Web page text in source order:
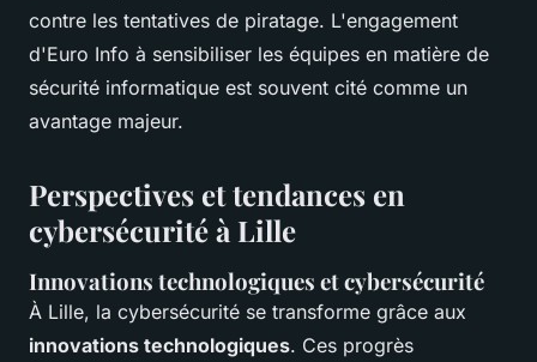
contre les tentatives de piratage. L'engagement
d'Euro Info à sensibiliser les équipes en matière de
sécurité informatique est souvent cité comme un
avantage majeur.
Perspectives et tendances en
cybersécurité à Lille
Innovations technologiques et cybersécurité
À Lille, la cybersécurité se transforme grâce aux
innovations technologiques. Ces progrès